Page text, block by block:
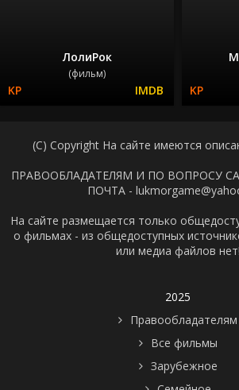
ЛолиРок
(фильм)
(C) Copyright На сайте имеются
ПРАВООБЛАДАТЕЛЯМ И ПО ВОПРОСУ
ПОЧТА -
На сайте размещается только
о фильмах - из общедоступных
или медиа файлов нет!
2025
Правообладателям
Все фильмы
Зарубежное